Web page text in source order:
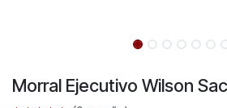
Morral Ejecutivo Wilson